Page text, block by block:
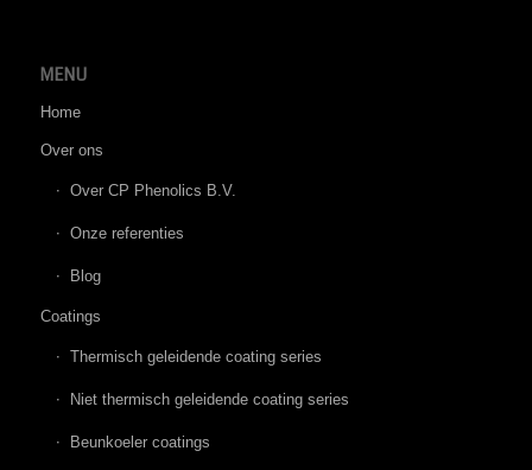
MENU
Home
Over ons
Over CP Phenolics B.V.
Onze referenties
Blog
Coatings
Thermisch geleidende coating series
Niet thermisch geleidende coating series
Beunkoeler coatings